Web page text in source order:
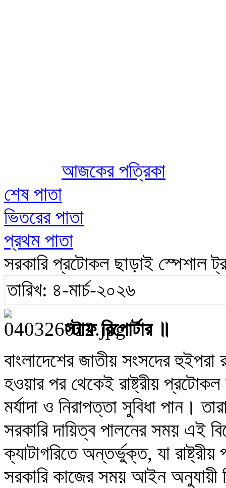
আজকের পত্রিকা
শেষ পাতা
ভিতরের পাতা
প্রথম পাতা
সরকারি প্রটোকল ছাড়াই স্পেশাল
তারিখ: ৪-মার্চ-২০২৬
স্টাফ রিপোর্টার ॥
বাংলাদেশের জাতীয় সংসদের
হওয়ার পর থেকেই রাষ্ট্রীয়
মর্যাদা ও নিরাপত্তা সুবিধা পান।
সরকারি দায়িত্ব পালনের সময় এই
ক্যাটাগরিতে অন্তর্ভুক্ত, যা
সরকারি কাজের সময় আইন অনুযায়ী